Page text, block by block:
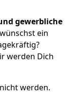
gewerbliche
ein
werden Dich
werden.